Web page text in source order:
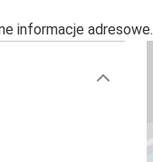
informacje adresowe.